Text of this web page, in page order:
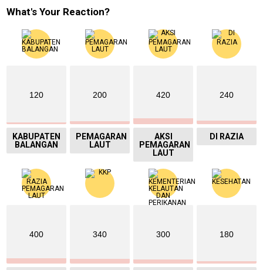
What's Your Reaction?
120
KABUPATEN
BALANGAN
200
PEMAGARAN
LAUT
420
AKSI
PEMAGARAN
LAUT
240
DI RAZIA
400 340 300 180